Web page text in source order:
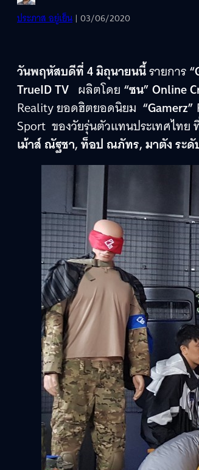
ประภาส อยู่เย็น | 03/06/2020
วันพฤหัสบดีที่ 4 มิถุนายนนี้รายการ
TrueID TV ผลิตโดย “ซน” Online
Reality ยอดฮิตยอดนิยม “Gamerz”
Sport ของวัยรุ่นตัวแทนประเทศไทย
เม้าส์ ณัฐชา, ท็อป ณภัทร, มาตัง ระดั